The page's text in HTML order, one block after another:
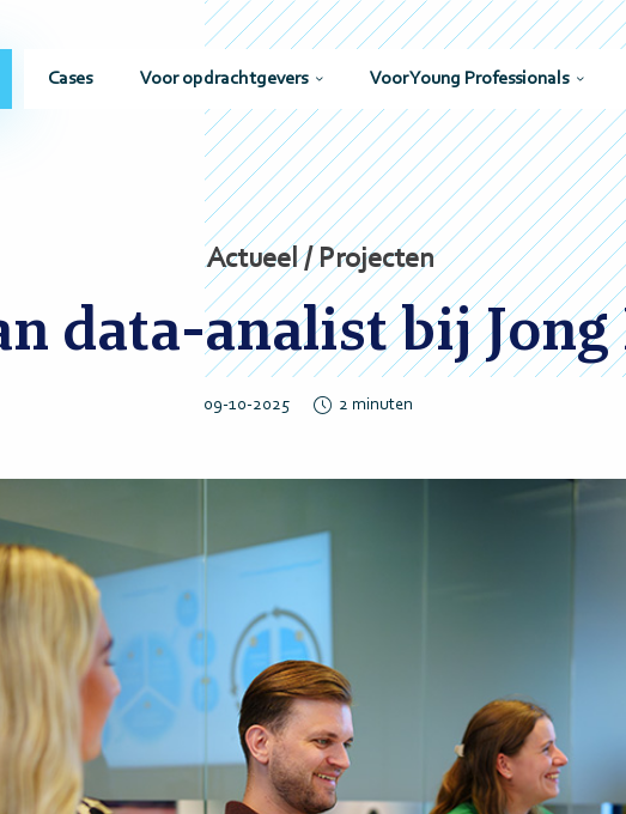
Cases Voor opdrachtgevers Voor Young Professionals
Actueel / Projecten
data-analist bij
09-10-2025 2 minuten